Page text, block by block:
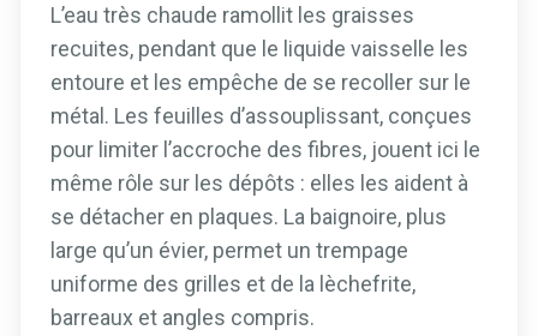
L’eau très chaude ramollit les graisses
recuites, pendant que le liquide vaisselle les
entoure et les empêche de se recoller sur le
métal. Les feuilles d’assouplissant, conçues
pour limiter l’accroche des fibres, jouent ici le
même rôle sur les dépôts : elles les aident à
se détacher en plaques. La baignoire, plus
large qu’un évier, permet un trempage
uniforme des grilles et de la lèchefrite,
barreaux et angles compris.